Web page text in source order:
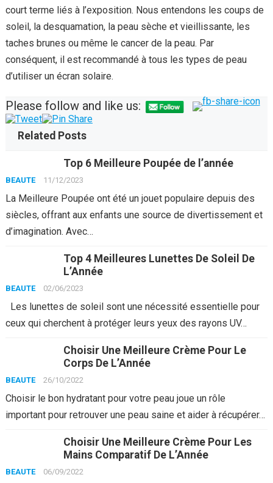
court terme liés à l’exposition. Nous entendons les coups de
soleil, la desquamation, la peau sèche et vieillissante, les
taches brunes ou même le cancer de la peau. Par
conséquent, il est recommandé à tous les types de peau
d’utiliser un écran solaire.
Please follow and like us:
Related Posts
Top 6 Meilleure Poupée de l’année
BEAUTE 11/12/2023
La Meilleure Poupée ont été un jouet populaire depuis des
siècles, offrant aux enfants une source de divertissement et
d’imagination. Avec…
Top 4 Meilleures Lunettes De Soleil De
L’Année
BEAUTE 02/06/2023
Les lunettes de soleil sont une nécessité essentielle pour
ceux qui cherchent à protéger leurs yeux des rayons UV…
Choisir Une Meilleure Crème Pour Le
Corps De L’Année
BEAUTE 26/10/2022
Choisir le bon hydratant pour votre peau joue un rôle
important pour retrouver une peau saine et aider à récupérer…
Choisir Une Meilleure Crème Pour Les
Mains Comparatif De L’Année
BEAUTE 06/09/2022